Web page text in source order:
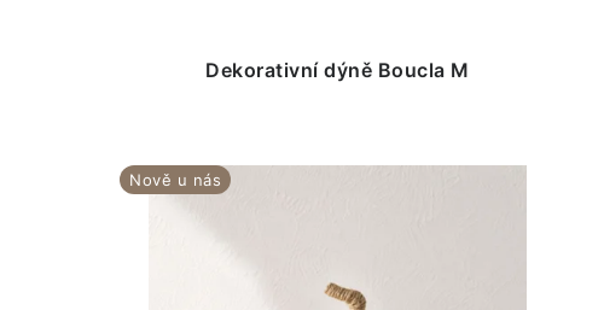
Dekorativní dýně Boucla M
Nově u nás